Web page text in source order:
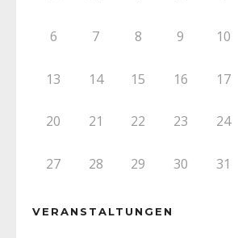
6 7 8 9 10
13 14 15 16 17
20 21 22 23 24
27 28 29 30 31
VERANSTALTUNGEN